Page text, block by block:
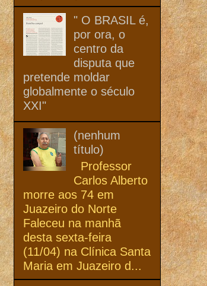
" O BRASIL é,
por ora, o
centro da
disputa que
pretende moldar
globalmente o século
XXI"
(nenhum
título)
Professor
Carlos Alberto
morre aos 74 em
Juazeiro do Norte
Faleceu na manhã
desta sexta-feira
(11/04) na Clínica Santa
Maria em Juazeiro d...